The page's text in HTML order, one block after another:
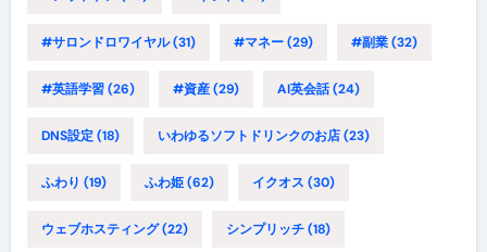
#サロンドロワイヤル(31) #マネー(29) #副業(32)
#英語学習(26) #資産(29) AI英会話(24)
DNS設定(18) いわゆるソフトドリンクのお店(23)
ふわり (19) ふわ姫(62) イクオス (30)
ウェブホスティング(22) シンプリッチ(18)